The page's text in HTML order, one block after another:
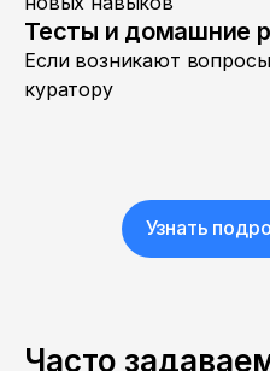
Тесты и домашние
Если возникают
куратору
Узнать
Часто